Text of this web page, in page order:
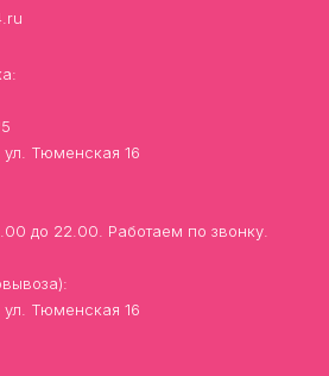
Тюменская 16
до 22.00. Работаем по звонку.
Тюменская 16